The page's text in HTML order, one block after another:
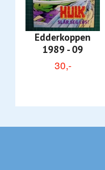
Edderkoppen
1989 - 09
30,-